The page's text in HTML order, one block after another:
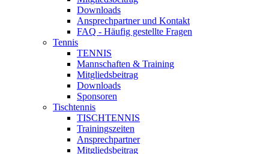
Downloads
Ansprechpartner und Kontakt
FAQ - Häufig gestellte Fragen
Tennis
TENNIS
Mannschaften & Training
Mitgliedsbeitrag
Downloads
Sponsoren
Tischtennis
TISCHTENNIS
Trainingszeiten
Ansprechpartner
Mitgliedsbeitrag